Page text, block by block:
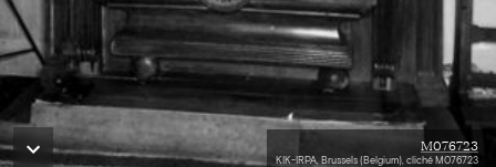
M076723
KIK-IRPA, Brussels (Belgium), cliché M076723